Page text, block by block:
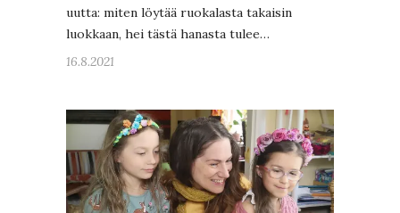
uutta: miten löytää ruokalasta takaisin
luokkaan, hei tästä hanasta tulee…
16.8.2021